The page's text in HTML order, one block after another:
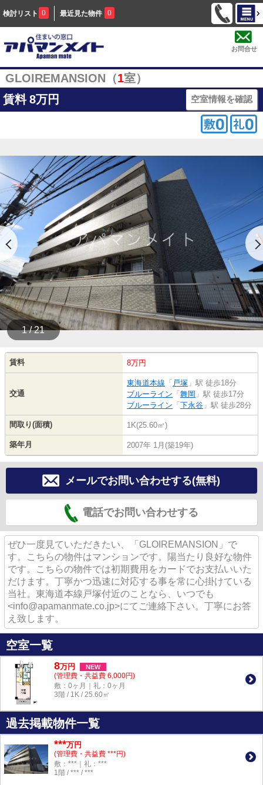
検討リスト 0 最近見た物件 0
お問合せ
GLOIREMANSION（1室）
賃料 8万円 空室情報を確認
1 / 21
賃料 8万円
交通
東海道本線 「 戸塚 」駅 徒歩18分
ブルーライン 「 舞岡 」駅 徒歩17分
ブルーライン 「 下永谷 」駅 徒歩28分
間取り(面積) 1K(25.60㎡)
築年月 2007年 1月(築19年)
メールでお問い合わせする(無料)
電話でお問い合わせする
ぜひ一度見ていただきたい、「GLOIREMANSION」で
す。こちらの物件はマンションです。陽当たり良好な物件
です。こちらの物件では初期費用をカードでお支払いいた
だけます。丁寧かつ迅速に対応する事を常に心掛けている
当社。東海道本線戸塚付近のことなら、いつでも
<info@apamanmate.co.jp>にてご連絡下さい。丁寧にお答
え致します。
空室一覧
8万円 NEW
(管理費・共益費 6,000円)
敷：0ヶ月｜礼：0ヶ月
3階 / 1K / 25.60㎡
過去掲載物件一覧
***万円
(管理費・共益費 ***円)
敷：***｜礼：***
1階 / *** / ***